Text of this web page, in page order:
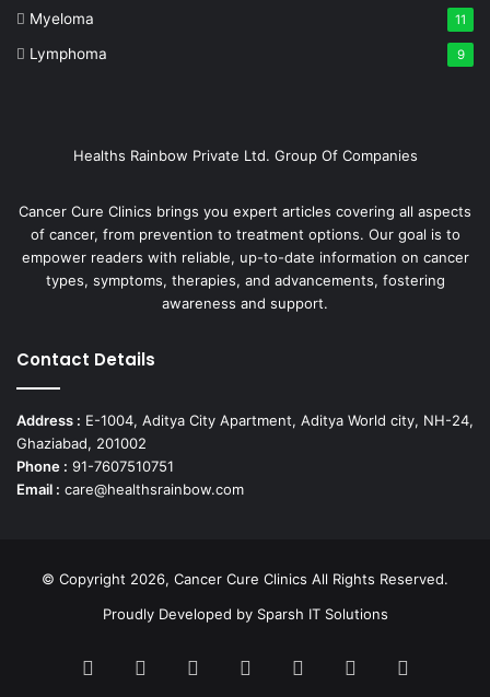
Myeloma 11
Lymphoma 9
Healths Rainbow Private Ltd. Group Of Companies
Cancer Cure Clinics brings you expert articles covering all aspects
of cancer, from prevention to treatment options. Our goal is to
empower readers with reliable, up-to-date information on cancer
types, symptoms, therapies, and advancements, fostering
awareness and support.
Contact Details
Address : E-1004, Aditya City Apartment, Aditya World city, NH-24,
Ghaziabad, 201002
Phone : 91-7607510751
Email : care@healthsrainbow.com
© Copyright 2026, Cancer Cure Clinics All Rights Reserved.
Proudly Developed by Sparsh IT Solutions
Facebook PinterestLinkedInYouTubeInstagram